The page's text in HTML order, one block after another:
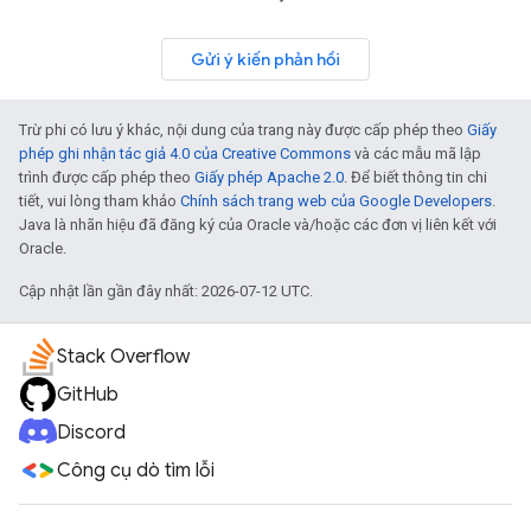
Gửi ý kiến phản hồi
Trừ phi có lưu ý khác, nội dung của trang này được cấp phép theo Giấy
phép ghi nhận tác giả 4.0 của Creative Commons và các mẫu mã lập
trình được cấp phép theo Giấy phép Apache 2.0. Để biết thông tin chi
tiết, vui lòng tham khảo Chính sách trang web của Google Developers.
Java là nhãn hiệu đã đăng ký của Oracle và/hoặc các đơn vị liên kết với
Oracle.
Cập nhật lần gần đây nhất: 2026-07-12 UTC.
Stack Overflow
GitHub
Discord
Công cụ dò tìm lỗi